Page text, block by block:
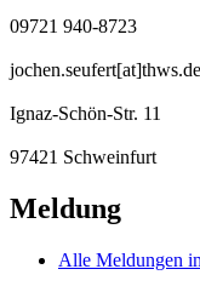
09721 940-8723
jochen.seufert[at]thws.de
Ignaz-Schön-Str. 11
97421 Schweinfurt
Meldung
Alle Meldungen